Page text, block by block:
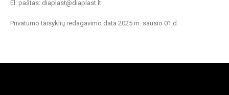
El. paštas: diaplast@diaplast.lt
Privatumo taisyklių redagavimo data 2025 m. sausio 01 d.